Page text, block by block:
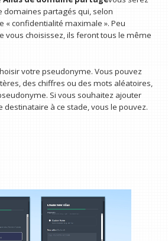
domaines partagés qui, selon
« confidentialité maximale ». Peu
vous choisissez, ils feront tous le même
votre pseudonyme. Vous pouvez
des chiffres ou des mots aléatoires,
Si vous souhaitez ajouter
destinataire à ce stade, vous le pouvez.